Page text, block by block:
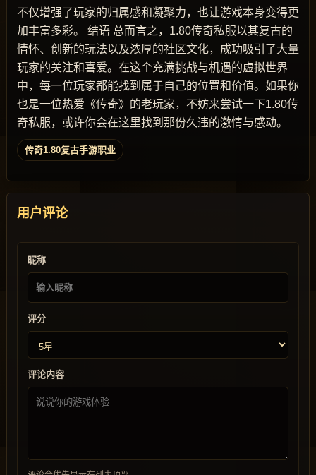
不仅增强了玩家的归属感和凝聚力，也让游戏本身变得更
加丰富多彩。 结语 总而言之，1.80传奇私服以其复古的
情怀、创新的玩法以及浓厚的社区文化，成功吸引了大量
玩家的关注和喜爱。在这个充满挑战与机遇的虚拟世界
中，每一位玩家都能找到属于自己的位置和价值。如果你
也是一位热爱《传奇》的老玩家，不妨来尝试一下1.80传
奇私服，或许你会在这里找到那份久违的激情与感动。
传奇1.80复古手游职业
用户评论
昵称
评分
评论内容